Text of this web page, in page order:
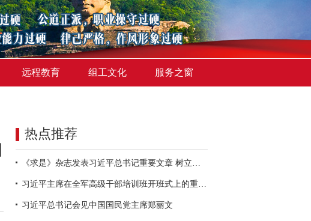
远程教育 组工文化 服务之窗
热点推荐
《求是》杂志发表习近平总书记重要文章 树立和践行正确政绩观
习近平主席在全军高级干部培训班开班式上的重要讲话引领全军开展思想整风、深化政治整训
习近平总书记会见中国国民党主席郑丽文